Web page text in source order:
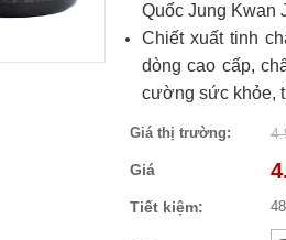
Quốc Jung Kwan
Chiết xuất tinh
dòng cao cấp,
cường sức khỏe,
Giá thị trường:
Giá
Tiết kiệm: